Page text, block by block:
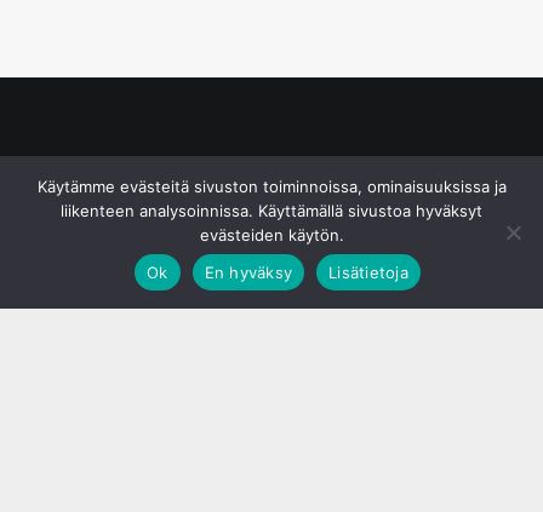
Käytämme evästeitä sivuston toiminnoissa, ominaisuuksissa ja
liikenteen analysoinnissa. Käyttämällä sivustoa hyväksyt
evästeiden käytön.
Ok
En hyväksy Lisätietoja